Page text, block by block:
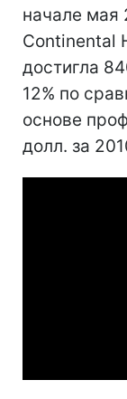
начале мая
Continental
достигла
12% по
основе
долл. за